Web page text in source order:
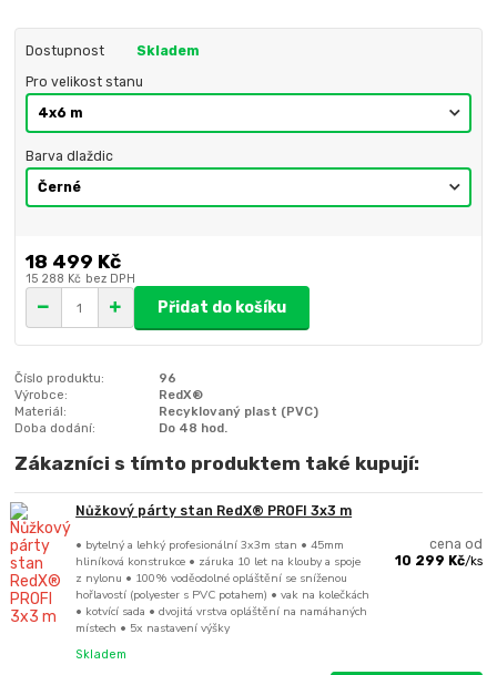
Dostupnost Skladem
Pro velikost stanu
Barva dlaždic
18 499 Kč
15 288 Kč bez DPH
Přidat do košíku
Číslo produktu:
96
Výrobce:
RedX®
Materiál:
Recyklovaný plast (PVC)
Doba dodání:
Do 48 hod.
Zákazníci s tímto produktem také kupují:
Nůžkový párty stan RedX® PROFI 3x3 m
• bytelný a lehký profesionální 3x3m stan • 45mm
hliníková konstrukce • záruka 10 let na klouby a spoje
z nylonu • 100% voděodolné opláštění se sníženou
hořlavostí (polyester s PVC potahem) • vak na kolečkách
• kotvící sada • dvojitá vrstva opláštění na namáhaných
místech • 5x nastavení výšky
cena od
10 299 Kč/ks
Skladem